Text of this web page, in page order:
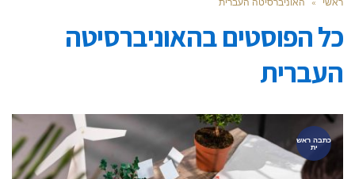
כל הפוסטים בהאוניברסיטה
העברית
כתבה ראש
ית